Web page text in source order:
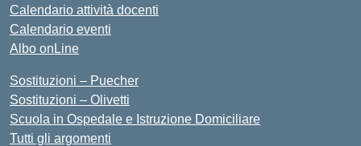
Calendario attività docenti
Calendario eventi
Albo onLine
Sostituzioni – Puecher
Sostituzioni – Olivetti
Scuola in Ospedale e Istruzione Domiciliare
Tutti gli argomenti